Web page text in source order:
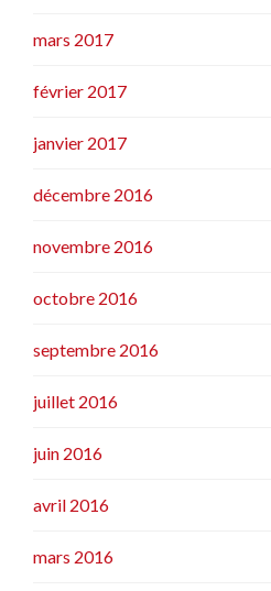
mars 2017
février 2017
janvier 2017
décembre 2016
novembre 2016
octobre 2016
septembre 2016
juillet 2016
juin 2016
avril 2016
mars 2016